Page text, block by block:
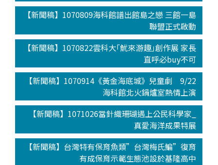
【新聞稿】1070809海科館譜出館島之戀 三館一島
聯盟正式啟動
【新聞稿】1070822雲科大｢魷來游趣｣創作展 家長
直呼必buy不可
【新聞稿】1070914《黃金海底城》兒童劇 9/22
海科館北火鍋爐室熱情上演
【新聞稿】1071026當針織珊瑚遇上公民科學家_
真愛海洋成果特展
【新聞稿】台灣特有保育魚類”台灣梅氏鯿”復育
有成保育示範生態池設於基隆高中